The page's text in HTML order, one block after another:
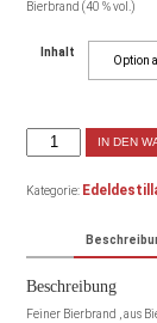
Bierbrand (40 % vol.)
Inhalt
IN DEN
Kategorie:
Beschreibung
Feiner Bierbrand , aus